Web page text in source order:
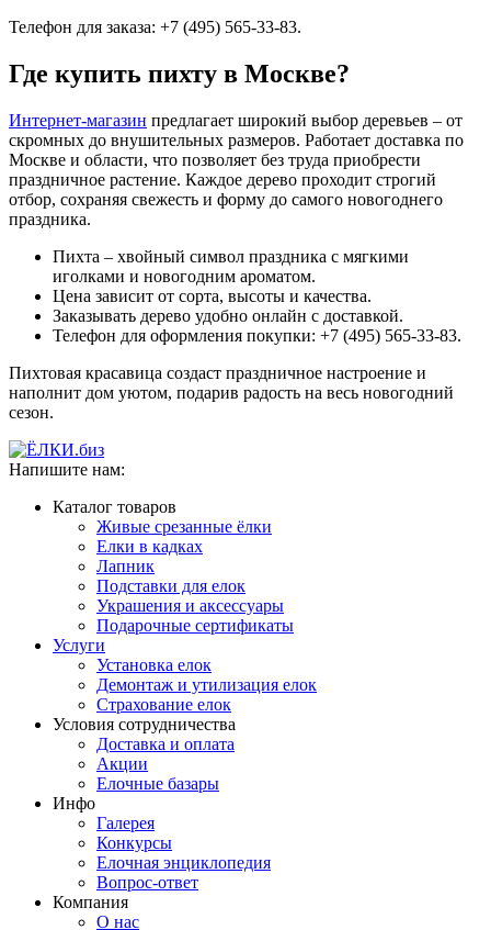
Телефон для заказа: +7 (495) 565-33-83.
Где купить пихту в Москве?
Интернет-магазин предлагает широкий выбор деревьев – от
скромных до внушительных размеров. Работает доставка по
Москве и области, что позволяет без труда приобрести
праздничное растение. Каждое дерево проходит строгий
отбор, сохраняя свежесть и форму до самого новогоднего
праздника.
Пихта – хвойный символ праздника с мягкими
иголками и новогодним ароматом.
Цена зависит от сорта, высоты и качества.
Заказывать дерево удобно онлайн с доставкой.
Телефон для оформления покупки: +7 (495) 565-33-83.
Пихтовая красавица создаст праздничное настроение и
наполнит дом уютом, подарив радость на весь новогодний
сезон.
Напишите нам:
Каталог товаров
Живые срезанные ёлки
Елки в кадках
Лапник
Подставки для елок
Украшения и аксессуары
Подарочные сертификаты
Услуги
Установка елок
Демонтаж и утилизация елок
Страхование елок
Условия сотрудничества
Доставка и оплата
Акции
Елочные базары
Инфо
Галерея
Конкурсы
Елочная энциклопедия
Вопрос-ответ
Компания
О нас